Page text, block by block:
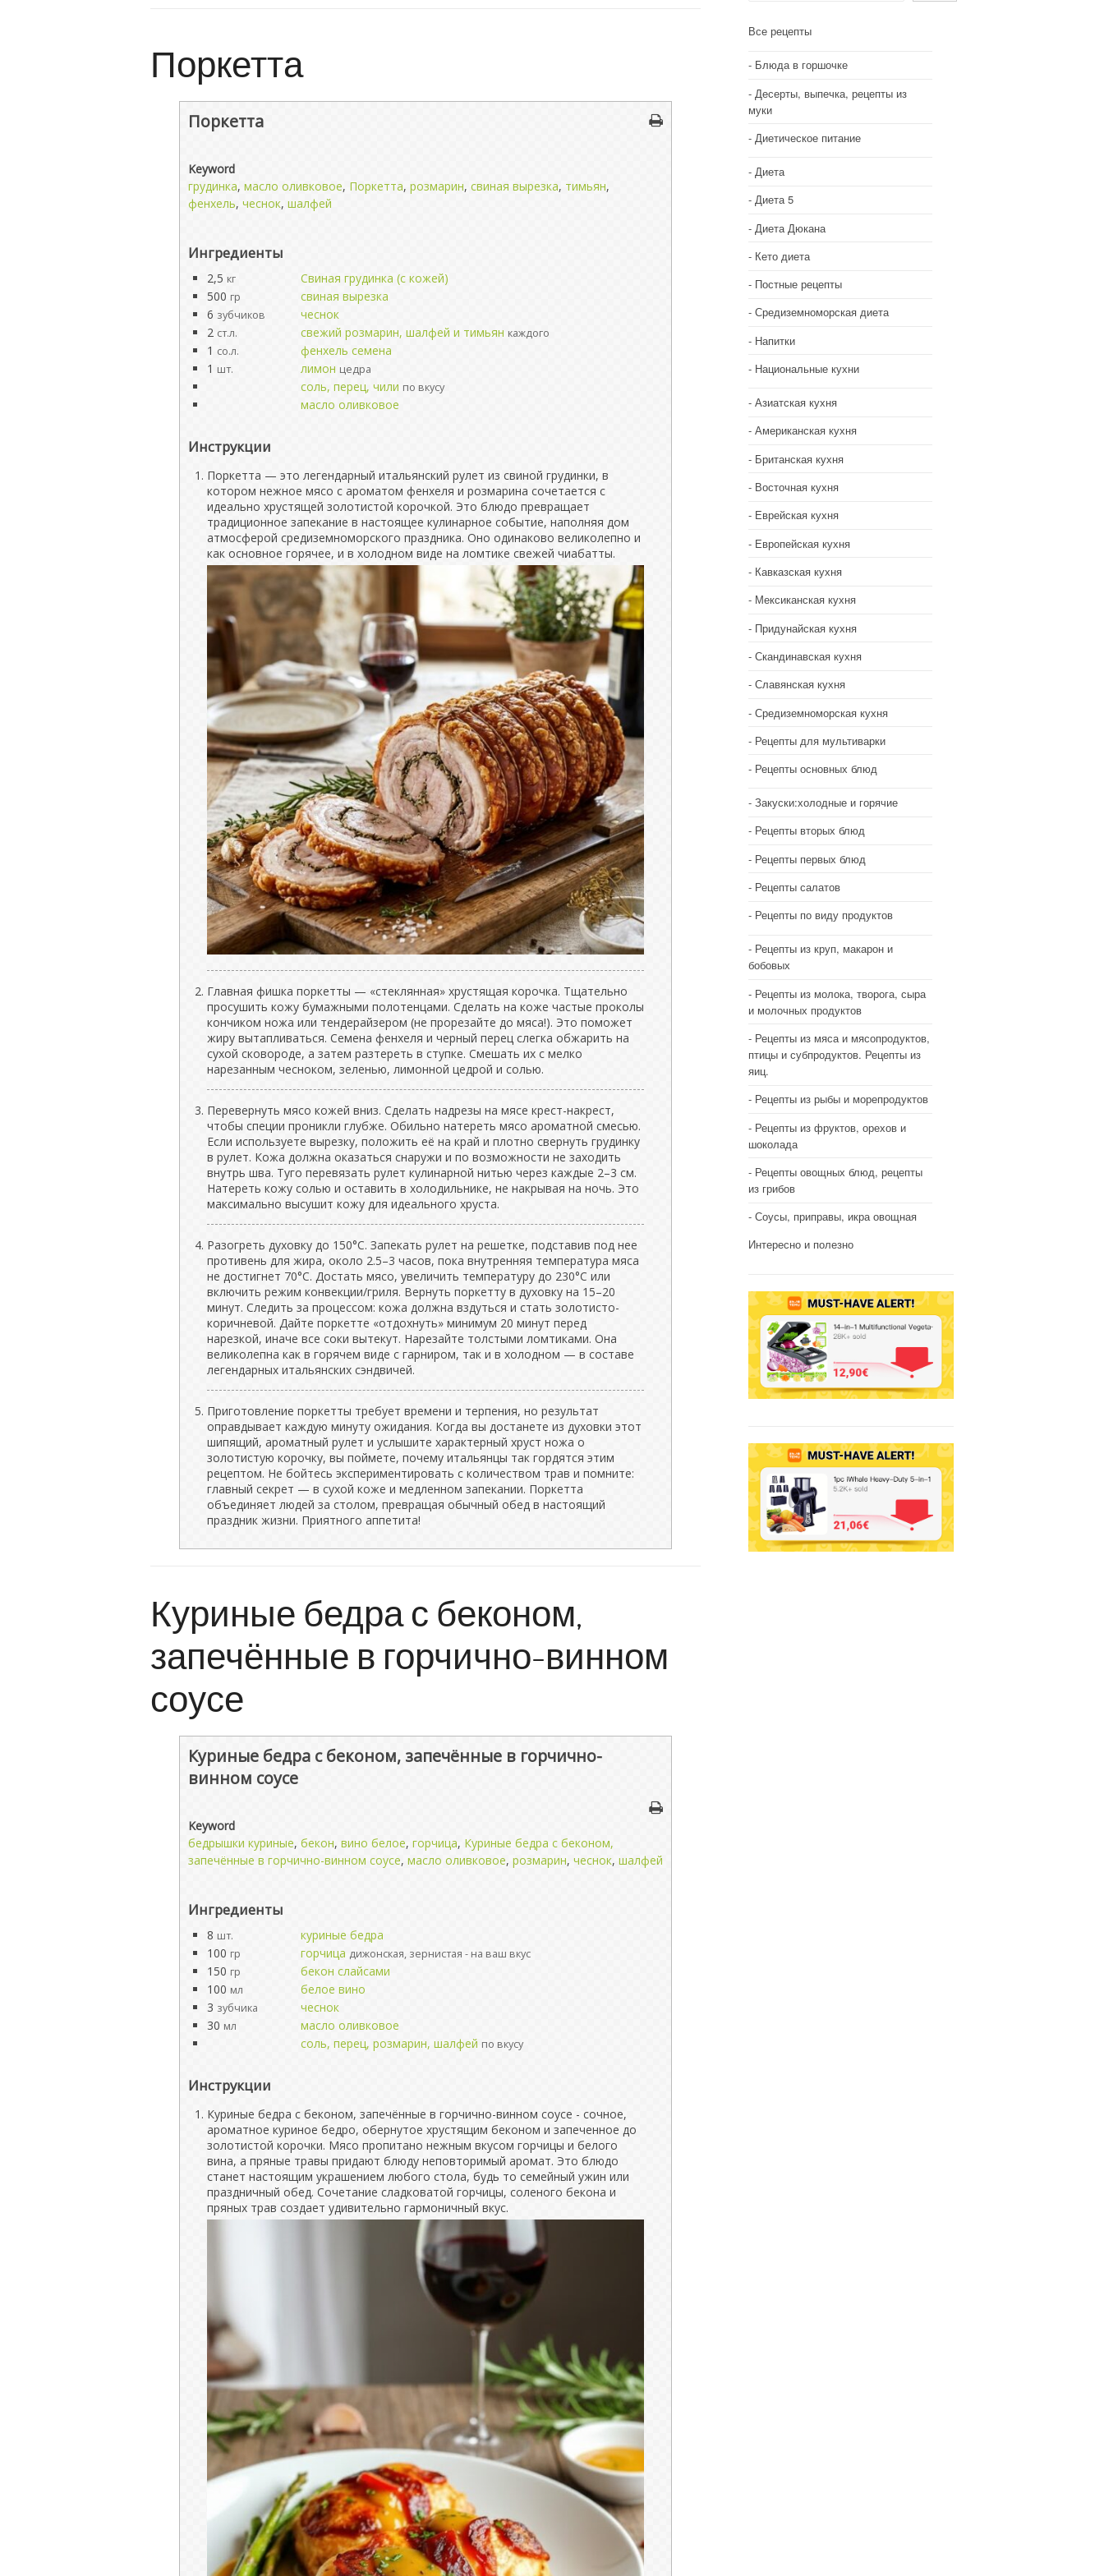
Поркетта
Поркетта
Keyword
грудинка, масло оливковое, Поркетта, розмарин, свиная вырезка, тимьян,
фенхель, чеснок, шалфей
Ингредиенты
2,5 кг
Свиная грудинка (с кожей)
500 гр
свиная вырезка
6 зубчиков
чеснок
2 ст.л. свежий розмарин, шалфей и тимьян каждого
1 со.л.
фенхель семена
1 шт. лимон цедра
соль, перец, чили по вкусу
масло оливковое
Инструкции
Поркетта — это легендарный итальянский рулет из свиной грудинки, в
котором нежное мясо с ароматом фенхеля и розмарина сочетается с
идеально хрустящей золотистой корочкой. Это блюдо превращает
традиционное запекание в настоящее кулинарное событие, наполняя дом
атмосферой средиземноморского праздника. Оно одинаково великолепно и
как основное горячее, и в холодном виде на ломтике свежей чиабатты.
Главная фишка поркетты — «стеклянная» хрустящая корочка. Тщательно
просушить кожу бумажными полотенцами. Сделать на коже частые проколы
кончиком ножа или тендерайзером (не прорезайте до мяса!). Это поможет
жиру вытапливаться. Семена фенхеля и черный перец слегка обжарить на
сухой сковороде, а затем разтереть в ступке. Смешать их с мелко
нарезанным чесноком, зеленью, лимонной цедрой и солью.
Перевернуть мясо кожей вниз. Сделать надрезы на мясе крест-накрест,
чтобы специи проникли глубже. Обильно натереть мясо ароматной смесью.
Если используете вырезку, положить её на край и плотно свернуть грудинку
в рулет. Кожа должна оказаться снаружи и по возможности не заходить
внутрь шва. Туго перевязать рулет кулинарной нитью через каждые 2–3 см.
Натереть кожу солью и оставить в холодильнике, не накрывая на ночь. Это
максимально высушит кожу для идеального хруста.
Разогреть духовку до 150°C. Запекать рулет на решетке, подставив под нее
противень для жира, около 2.5–3 часов, пока внутренняя температура мяса
не достигнет 70°C. Достать мясо, увеличить температуру до 230°C или
включить режим конвекции/гриля. Вернуть поркетту в духовку на 15–20
минут. Следить за процессом: кожа должна вздуться и стать золотисто-
коричневой. Дайте поркетте «отдохнуть» минимум 20 минут перед
нарезкой, иначе все соки вытекут. Нарезайте толстыми ломтиками. Она
великолепна как в горячем виде с гарниром, так и в холодном — в составе
легендарных итальянских сэндвичей.
Приготовление поркетты требует времени и терпения, но результат
оправдывает каждую минуту ожидания. Когда вы достанете из духовки этот
шипящий, ароматный рулет и услышите характерный хруст ножа о
золотистую корочку, вы поймете, почему итальянцы так гордятся этим
рецептом. Не бойтесь экспериментировать с количеством трав и помните:
главный секрет — в сухой коже и медленном запекании. Поркетта
объединяет людей за столом, превращая обычный обед в настоящий
праздник жизни. Приятного аппетита!
Куриные бедра с беконом,
запечённые в горчично-винном
соусе
Куриные бедра с беконом, запечённые в горчично-
винном соусе
Keyword
бедрышки куриные, бекон, вино белое, горчица, Куриные бедра с беконом,
запечённые в горчично-винном соусе, масло оливковое, розмарин, чеснок, шалфей
Ингредиенты
8 шт.
куриные бедра
100 гр горчица дижонская, зернистая - на ваш вкус
150 гр
бекон слайсами
100 мл
белое вино
3 зубчика
чеснок
30 мл
масло оливковое
соль, перец, розмарин, шалфей по вкусу
Инструкции
Куриные бедра с беконом, запечённые в горчично-винном соусе - сочное,
ароматное куриное бедро, обернутое хрустящим беконом и запеченное до
золотистой корочки. Мясо пропитано нежным вкусом горчицы и белого
вина, а пряные травы придают блюду неповторимый аромат. Это блюдо
станет настоящим украшением любого стола, будь то семейный ужин или
праздничный обед. Сочетание сладковатой горчицы, соленого бекона и
пряных трав создает удивительно гармоничный вкус.
Все рецепты
Блюда в горшочке
Десерты, выпечка, рецепты из
муки
Диетическое питание
Диета
Диета 5
Диета Дюкана
Кето диета
Постные рецепты
Средиземноморская диета
Напитки
Национальные кухни
Азиатская кухня
Американская кухня
Британская кухня
Восточная кухня
Еврейская кухня
Европейская кухня
Кавказская кухня
Мексиканская кухня
Придунайская кухня
Скандинавская кухня
Славянская кухня
Средиземноморская кухня
Рецепты для мультиварки
Рецепты основных блюд
Закуски:холодные и горячие
Рецепты вторых блюд
Рецепты первых блюд
Рецепты салатов
Рецепты по виду продуктов
Рецепты из круп, макарон и
бобовых
Рецепты из молока, творога, сыра
и молочных продуктов
Рецепты из мяса и мясопродуктов,
птицы и субпродуктов. Рецепты из
яиц.
Рецепты из рыбы и морепродуктов
Рецепты из фруктов, орехов и
шоколада
Рецепты овощных блюд, рецепты
из грибов
Соусы, приправы, икра овощная
Интересно и полезно